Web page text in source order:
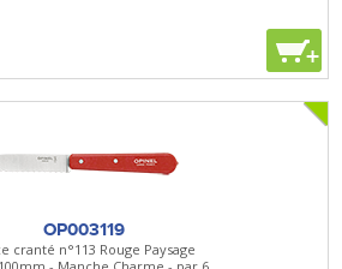
+
OP003119
cranté n°113 Rouge Paysage